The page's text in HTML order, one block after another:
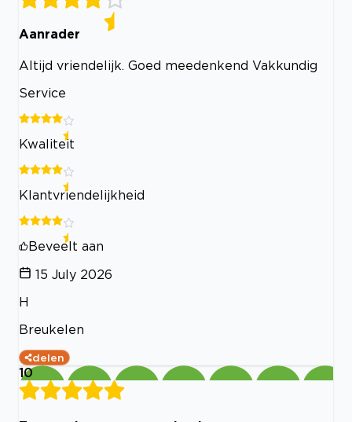
Aanrader
Altijd vriendelijk. Goed meedenkend Vakkundig
Service
Kwaliteit
Klantvriendelijkheid
Beveelt aan
15 July 2026
H
Breukelen
delen
10